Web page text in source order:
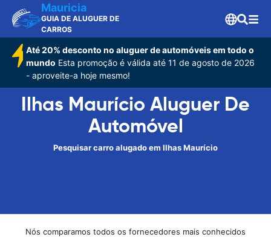
Mauricia
GUIA DE ALUGUER DE
CARROS
Até 20% desconto no aluguer de automóveis em todo o
mundo Esta promoção é válida até 11 de agosto de 2026
- aproveite-a hoje mesmo!
Ilhas Maurício Aluguer De
Automóvel
Pesquisar carro alugado em Ilhas Maurício
Nós comparamos todos os fornecedores mais conhecidos